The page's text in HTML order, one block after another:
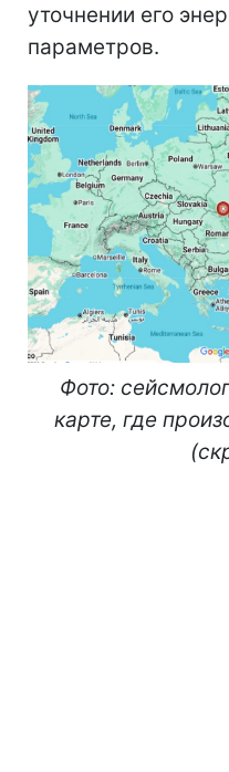
уточнении его
параметров.
Фото:
карте, где